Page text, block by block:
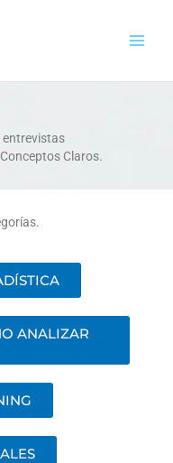
entrevistas
Claros.
ANALIZAR